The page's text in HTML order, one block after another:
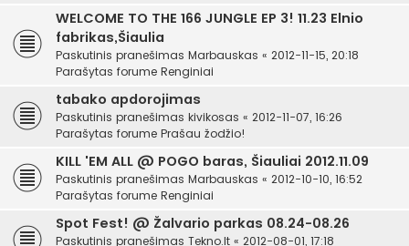
WELCOME TO THE 166 JUNGLE EP 3! 11.23 Elnio
fabrikas,Šiaulia
Paskutinis pranešimas Marbauskas « 2012-11-15, 20:18
Parašytas forume Renginiai
tabako apdorojimas
Paskutinis pranešimas kivikosas « 2012-11-07, 16:26
Parašytas forume Prašau žodžio!
KILL 'EM ALL @ POGO baras, Šiauliai 2012.11.09
Paskutinis pranešimas Marbauskas « 2012-10-10, 16:52
Parašytas forume Renginiai
Spot Fest! @ Žalvario parkas 08.24-08.26
Paskutinis pranešimas Tekno.lt « 2012-08-01, 17:18